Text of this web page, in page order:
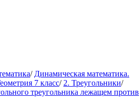
/ Динамическая математика.
7 класс/ 2. Треугольники/
треугольника лежащем против